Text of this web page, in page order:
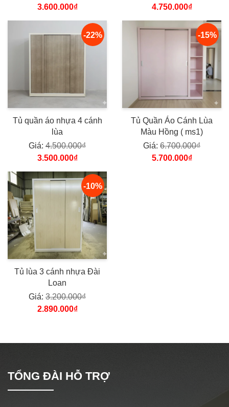
3.600.000₫
4.750.000₫
-22%
Tủ quần áo nhựa 4 cánh
lùa
Giá: 4.500.000₫
3.500.000₫
-15%
Tủ Quần Áo Cánh Lùa
Màu Hồng ( ms1)
Giá: 6.700.000₫
5.700.000₫
-10%
Tủ lùa 3 cánh nhựa Đài
Loan
Giá: 3.200.000₫
2.890.000₫
TỔNG ĐÀI HỖ TRỢ